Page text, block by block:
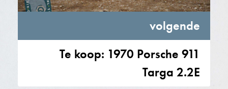
volgende
Te koop: 1970 Porsche 911
Targa 2.2E